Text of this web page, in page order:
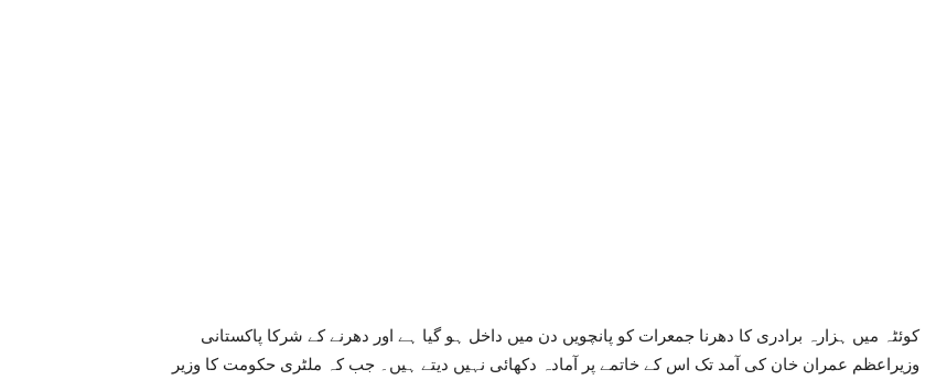
کوئٹہ میں ہزارہ برادری کا دھرنا جمعرات کو پانچویں دن میں داخل ہو گیا ہے اور دھرنے کے شرکا پاکستانی
وزیراعظم عمران خان کی آمد تک اس کے خاتمے پر آمادہ دکھائی نہیں دیتے ہیں۔ جب کہ ملٹری حکومت کا وزیر